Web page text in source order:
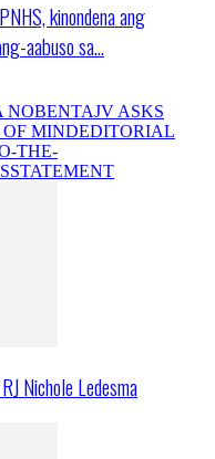
kinondena ang
aabuso sa…
NOBENTAJV ASKS
OF MINDEDITORIAL
THE-
STATEMENT
Nichole Ledesma